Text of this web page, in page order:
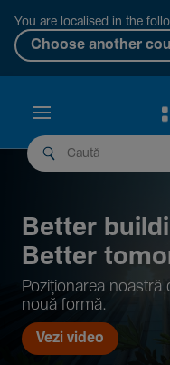
You are localised in the
Choose another
Better
Better
Pozi­țio­narea noastră
nouă formă.
Vezi video